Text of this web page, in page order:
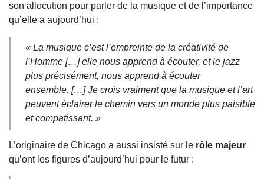
son allocution pour parler de la musique et de l’importance
qu’elle a aujourd’hui :
« La musique c’est l’empreinte de la créativité de
l’Homme […] elle nous apprend à écouter, et le jazz
plus précisément, nous apprend à écouter
ensemble. […] Je crois vraiment que la musique et l’art
peuvent éclairer le chemin vers un monde plus paisible
et compatissant. »
L’originaire de Chicago a aussi insisté sur le rôle majeur
qu’ont les figures d’aujourd’hui pour le futur :